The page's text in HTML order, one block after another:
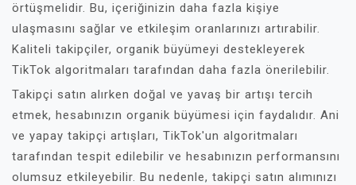
örtüşmelidir. Bu, içeriğinizin daha fazla kişiye
ulaşmasını sağlar ve etkileşim oranlarınızı artırabilir.
Kaliteli takipçiler, organik büyümeyi destekleyerek
TikTok algoritmaları tarafından daha fazla önerilebilir.
Takipçi satın alırken doğal ve yavaş bir artışı tercih
etmek, hesabınızın organik büyümesi için faydalıdır. Ani
ve yapay takipçi artışları, TikTok'un algoritmaları
tarafından tespit edilebilir ve hesabınızın performansını
olumsuz etkileyebilir. Bu nedenle, takipçi satın alımınızı